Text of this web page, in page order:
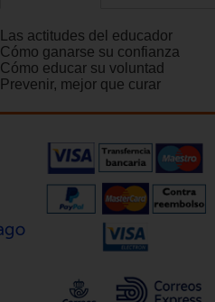
Las actitudes del educador
Cómo ganarse su confianza
Cómo educar su voluntad
Prevenir, mejor que curar